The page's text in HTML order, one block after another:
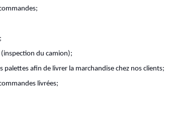
du camion);
palettes afin de livrer la marchandise chez nos clients;
livrées;